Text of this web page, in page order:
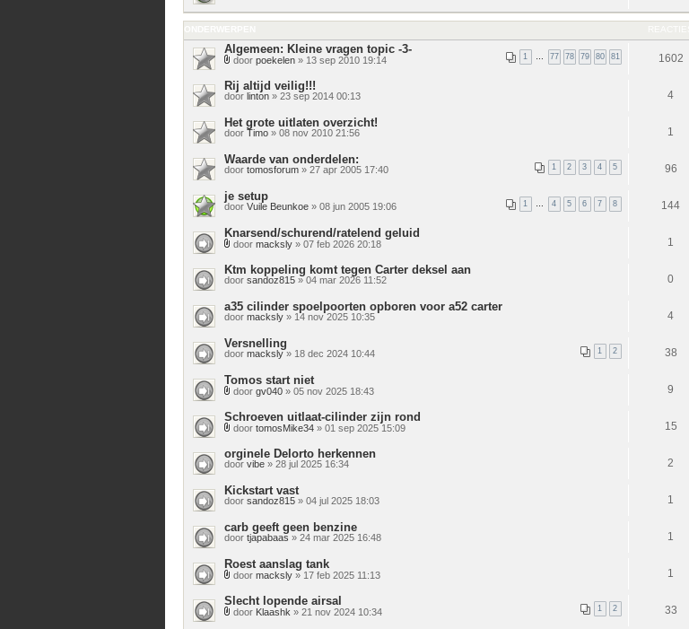
Algemeen: Kleine vragen topic -3-
1 77 78 79 80 81
Bijlage(n)
door poekelen» 13 sep 2010 19:14 1602
Rij altijd veilig!!!
door linton» 23 sep 2014 00:13 4
Het grote uitlaten overzicht!
door Timo» 08 nov 2010 21:56 1
Waarde van onderdelen:
1 2 3 4 5
door tomosforum» 27 apr 2005 17:40 96
je setup
1 4 5 6 7 8
door Vuile Beunkoe» 08 jun 2005 19:06 144
Knarsend/schurend/ratelend geluid
door macksly» 07 feb 2026 20:18 1
Ktm koppeling komt tegen Carter deksel aan
door sandoz815» 04 mar 2026 11:52 0
a35 cilinder spoelpoorten opboren voor a52 carter
door macksly» 14 nov 2025 10:35 4
Versnelling
1 2
door macksly» 18 dec 2024 10:44 38
Tomos start niet
Bijlage(n)
door gv040» 05 nov 2025 18:43 9
Schroeven uitlaat-cilinder zijn rond
door tomosMike34» 01 sep 2025 15:09 15
orginele Delorto herkennen
door vibe» 28 jul 2025 16:34 2
Kickstart vast
door sandoz815» 04 jul 2025 18:03 1
carb geeft geen benzine
door tjapabaas » 24 mar 2025 16:48 1
Roest aanslag tank
door macksly» 17 feb 2025 11:13 1
Slecht lopende airsal
1 2
door Klaashk » 21 nov 2024 10:34 33